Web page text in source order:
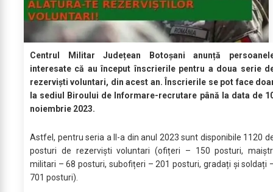
Centrul Militar Județean Botoșani anunță
interesate că au început înscrierile pentru a doua serie
rezerviști voluntari, din acest an. Înscrierile se pot face
la sediul Biroului de Informare-recrutare până la data de
noiembrie 2023.
Astfel, pentru seria a II-a din anul 2023 sunt disponibile 1120
posturi de rezerviști voluntari (ofițeri – 150 posturi,
militari – 68 posturi, subofițeri – 201 posturi, gradați și soldați
701 posturi).